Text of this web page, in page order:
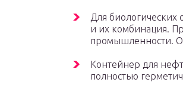
Для биологических
и их комбинация.
промышленности.
Контейнер для
полностью